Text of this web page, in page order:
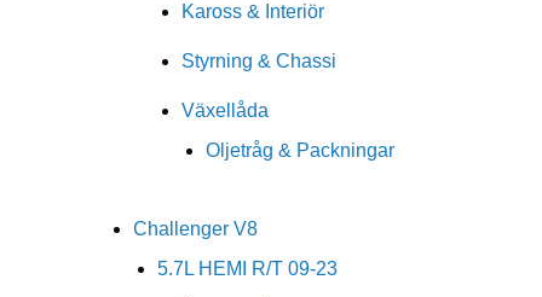
Kaross & Interiör
Styrning & Chassi
Växellåda
Oljetråg & Packningar
Challenger V8
5.7L HEMI R/T 09-23